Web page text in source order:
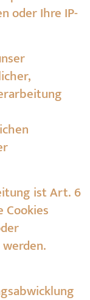
oder Ihre IP-
ist Art. 6
Cookies